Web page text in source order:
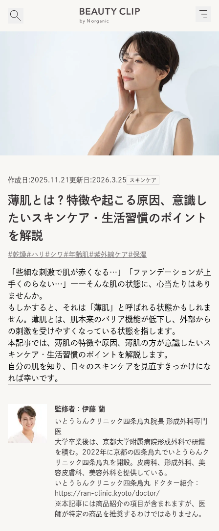
作成日:2025.11.21 更新日:2026.3.25 スキンケア
薄肌とは？特徴や起こる原因、意識し
たいスキンケア・生活習慣のポイント
を解説
#乾燥#ハリ #シワ#年齢肌 #紫外線ケア#保湿
「些細な刺激で肌が赤くなる…」「ファンデーションが上
手くのらない…」――そんな肌の状態に、心当たりはあり
ませんか。
もしかすると、それは「薄肌」と呼ばれる状態かもしれま
せん。薄肌とは、肌本来のバリア機能が低下し、外部から
の刺激を受けやすくなっている状態を指します。
本記事では、薄肌の特徴や原因、薄肌の方が意識したいス
キンケア・生活習慣のポイントを解説します。
自分の肌を知り、日々のスキンケアを見直すきっかけにな
れば幸いです。
監修者： 伊藤 蘭
いとうらんクリニック四条烏丸院長 形成外科専門
医
大学卒業後は、京都大学附属病院形成外科で研鑽
を積む。2022年に京都の四条烏丸でいとうらんク
リニック四条烏丸を開設。皮膚科、形成外科、美
容皮膚科、美容外科を提供している。
いとうらんクリニック四条烏丸 ドクター紹介：
https://ran-clinic.kyoto/doctor/
※本記事には商品紹介の項目が含まれますが、医
師が特定の商品を推奨するわけではありません。